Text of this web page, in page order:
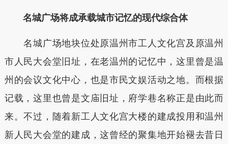
名城广场将成承载城市记忆的现代综合体
名城广场地块位处原温州市工人文化宫及原温州
市人民大会堂旧址，在老温州的记忆中，这里曾是温
州的会议文化中心，也是市民文娱活动之地。而根据
记载，这里也曾是文庙旧址，府学巷名称正是由此而
来。不过，随着新工人文化宫大楼的建成投用和温州
新人民大会堂的建成，这曾经的聚集地开始褪去昔日